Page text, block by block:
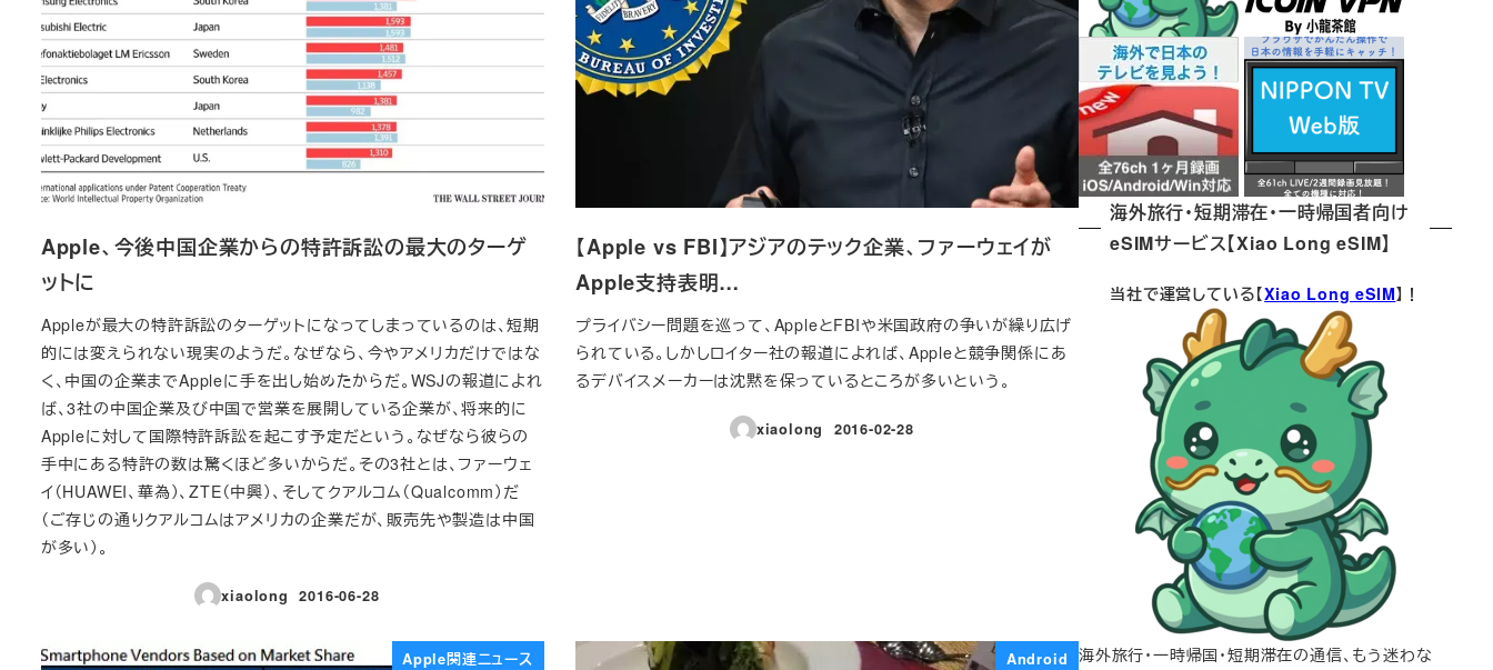
Apple、今後中国企業からの特許訴訟の最大のターゲ
ットに
Appleが最大の特許訴訟のターゲットになってしまっているのは、短期
的には変えられない現実のようだ。なぜなら、今やアメリカだけではな
く、中国の企業までAppleに手を出し始めたからだ。WSJの報道によれ
ば、3社の中国企業及び中国で営業を展開している企業が、将来的に
Appleに対して国際特許訴訟を起こす予定だという。なぜなら彼らの
手中にある特許の数は驚くほど多いからだ。その3社とは、ファーウェ
イ（HUAWEI、華為）、ZTE（中興）、そしてクアルコム（Qualcomm）だ
（ご存じの通りクアルコムはアメリカの企業だが、販売先や製造は中国
が多い）。
xiaolong
投稿日
2016-06-28
【Apple vs FBI】アジアのテック企業、ファーウェイが
Apple支持表明…
プライバシー問題を巡って、AppleとFBIや米国政府の争いが繰り広げ
られている。しかしロイター社の報道によれば、Appleと競争関係にあ
るデバイスメーカーは沈黙を保っているところが多いという。
xiaolong
投稿日
2016-02-28
Apple関連ニュース Android
海外旅行・短期滞在・一時帰国者向け
eSIMサービス【Xiao Long eSIM】
当社で運営している【Xiao Long eSIM】！
海外旅行・一時帰国・短期滞在の通信、もう迷わな